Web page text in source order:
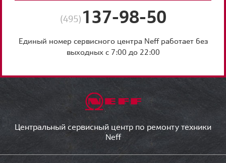
(495) 137-98-50
Единый номер сервисного центра Neff работает без
выходных с 7:00 до 22:00
Центральный сервисный центр по ремонту техники
Neff